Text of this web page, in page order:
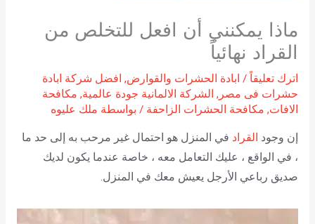
ماذا يمكنني أن افعل للتخلص من
القراد نهائياً
اترك تعليقاً / ابادة الحشرات والقوارض, افضل شركة ابادة
حشرات فى مصر , الشركة الالمانية جودة عالمية, مكافحة
الافات, مكافحة الحشرات الزاحفة / بواسطة ملك عليوه
إن وجود القراد في المنزل هو احتمال غير مرحب به إلى حد ما
، في الواقع ، عليك التعامل معه ، خاصة عندما يكون لديك
صديق رباعي الأرجل يعيش معك في المنزل.